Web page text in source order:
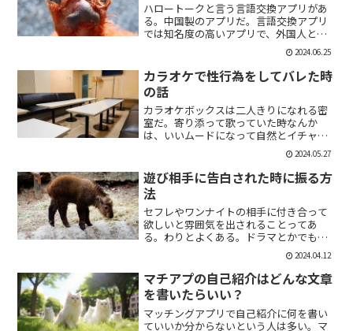
ハロートークと言う言語交換アプリがあ
る。中国製のアプリだ。言語交換アプリ
では知名度の高いアプリで、外国人と知
り合いたい付き合いたいという人にも魅
力的には一見魅力的にうつる。外国人の
恋人欲しいよな。俺もエマワトソンと結
婚してえ。ではハロートー...
2024.06.25
カラオケで性行為をしてバレた時
の話
カラオケボックスは二人きりになれる密
室だ。寄り添って歌っていた時なんか
は、いいムードになって自然とイチャイ
チャしはじめてしまうこともある。俺も
よく出会い系で知り合った人とカラオケ
にいったりする。相手もその気だったり
するから、なんかいいムード...
2024.05.27
遊び相手に告白された時に振る方
法
セフレやワンナイトの相手に付き合って
欲しいと雰囲気を出されることってあ
る。わりとよくある。ドラマとかでも、
「1回やっただけで恋人面するな。」みた
いなのがあるけど、現実でもよくある。
そんな時に、相手を気付つけずいかに波
風立てずに振るか。遊び人...
2024.04.12
マチアプの自己紹介はどんな文章
を書いたらいい？
マッチングアプリで自己紹介に何を書い
ていいか分からないという人は多い。マ